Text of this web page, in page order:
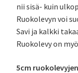
nii sisä- kuin
Ruokolevyn voi
Savi ja kalkki
Ruokolevy on
5cm